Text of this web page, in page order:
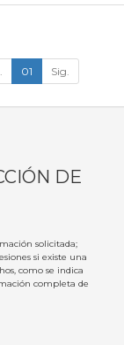
01 Sig.
DE
solicitada;
si existe una
como se indica
completa de